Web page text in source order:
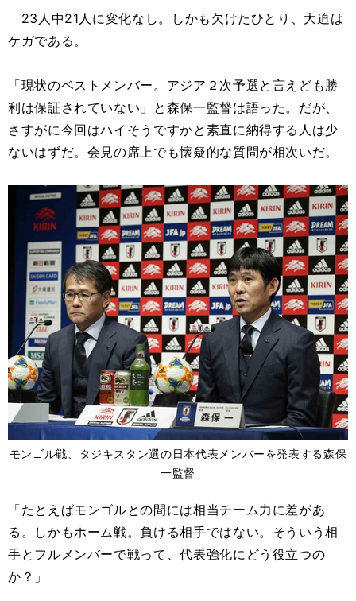
23人中21人に変化なし。しかも欠けたひとり、大迫は
ケガである。
「現状のベストメンバー。アジア２次予選と言えども勝
利は保証されていない」と森保一監督は語った。だが、
さすがに今回はハイそうですかと素直に納得する人は少
ないはずだ。会見の席上でも懐疑的な質問が相次いだ。
モンゴル戦、タジキスタン選の日本代表メンバーを発表する森保
一監督
「たとえばモンゴルとの間には相当チーム力に差があ
る。しかもホーム戦。負ける相手ではない。そういう相
手とフルメンバーで戦って、代表強化にどう役立つの
か？」